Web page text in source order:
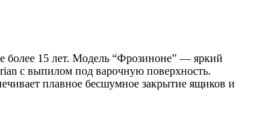
более 15 лет. Модель “Фрозиноне” — яркий
с выпилом под варочную поверхность.
плавное бесшумное закрытие ящиков и